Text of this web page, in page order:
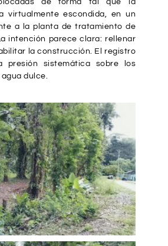
de forma tal que la
virtualmente escondida, en un
a la planta de tratamiento de
intención parece clara: rellenar
la construcción. El registro
presión sistemática sobre los
dulce.